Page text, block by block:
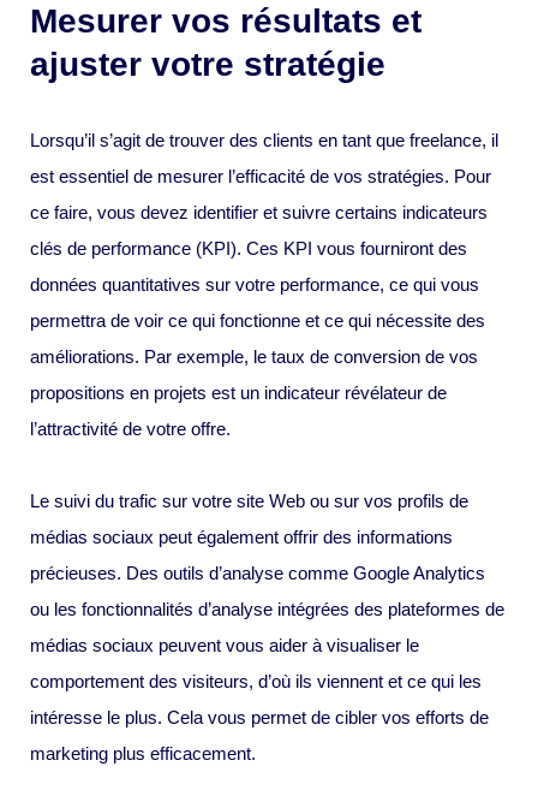
Mesurer vos résultats et
ajuster votre stratégie
Lorsqu’il s’agit de trouver des clients en tant que freelance, il
est essentiel de mesurer l’efficacité de vos stratégies. Pour
ce faire, vous devez identifier et suivre certains indicateurs
clés de performance (KPI). Ces KPI vous fourniront des
données quantitatives sur votre performance, ce qui vous
permettra de voir ce qui fonctionne et ce qui nécessite des
améliorations. Par exemple, le taux de conversion de vos
propositions en projets est un indicateur révélateur de
l’attractivité de votre offre.
Le suivi du trafic sur votre site Web ou sur vos profils de
médias sociaux peut également offrir des informations
précieuses. Des outils d’analyse comme Google Analytics
ou les fonctionnalités d’analyse intégrées des plateformes de
médias sociaux peuvent vous aider à visualiser le
comportement des visiteurs, d’où ils viennent et ce qui les
intéresse le plus. Cela vous permet de cibler vos efforts de
marketing plus efficacement.